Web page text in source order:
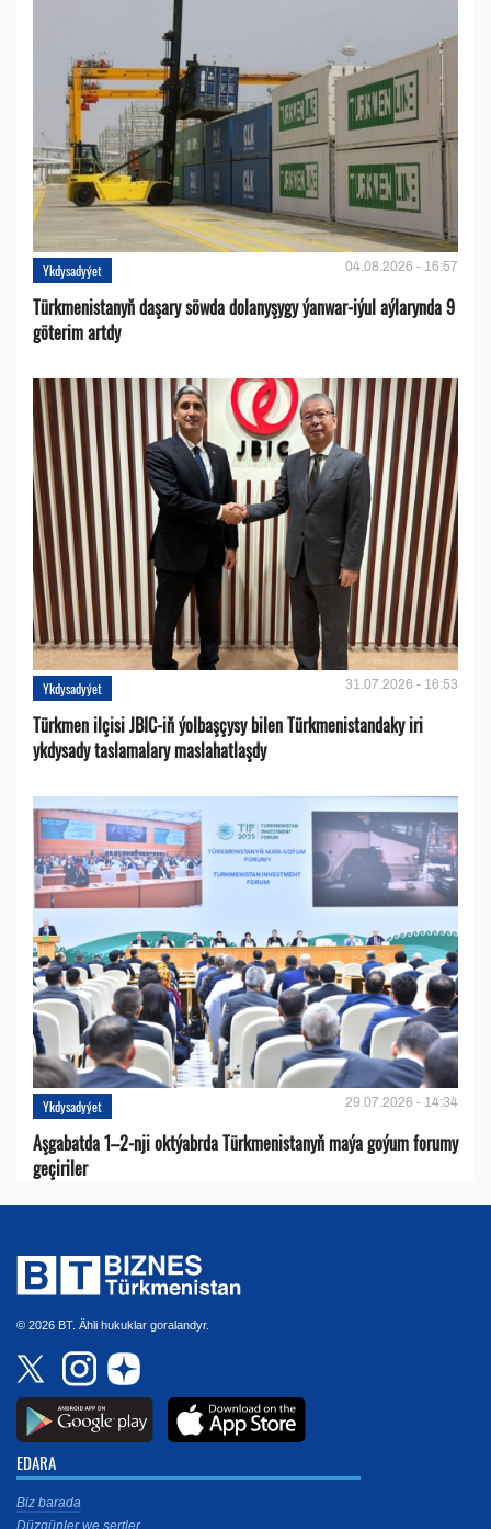
Ykdysadyýet 04.08.2026 - 16:57
Türkmenistanyň daşary söwda dolanyşygy ýanwar-iýul aýlarynda 9
göterim artdy
Ykdysadyýet 31.07.2026 - 16:53
Türkmen ilçisi JBIC-iň ýolbaşçysy bilen Türkmenistandaky iri
ykdysady taslamalary maslahatlaşdy
Ykdysadyýet 29.07.2026 - 14:34
Aşgabatda 1–2-nji oktýabrda Türkmenistanyň maýa goýum forumy
geçiriler
© 2026 BT. Ähli hukuklar goralandyr.
EDARA
Biz barada
Düzgünler we şertler